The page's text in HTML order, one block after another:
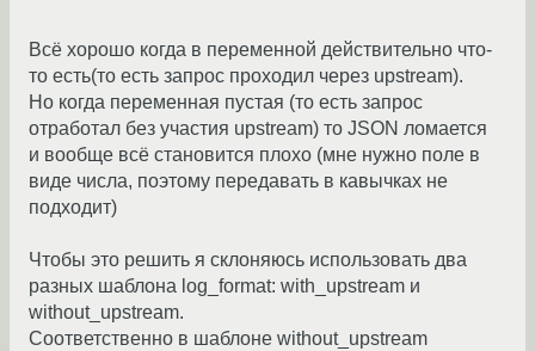
Всё хорошо когда в переменной действительно что-
то есть(то есть запрос проходил через upstream).
Но когда переменная пустая (то есть запрос
отработал без участия upstream) то JSON ломается
и вообще всё становится плохо (мне нужно поле в
виде числа, поэтому передавать в кавычках не
подходит)
Чтобы это решить я склоняюсь использовать два
разных шаблона log_format: with_upstream и
without_upstream.
Соответственно в шаблоне without_upstream